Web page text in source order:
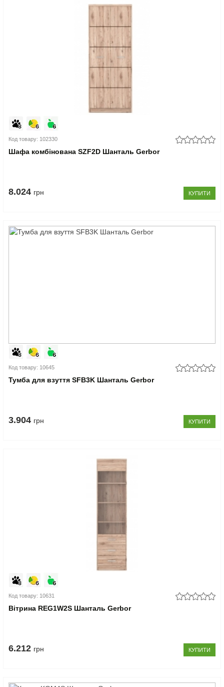
Код товару: 102330
Шафа комбінована SZF2D Шанталь Gerbor
8.024 грн КУПИТИ
Код товару: 10645
Тумба для взуття SFB3K Шанталь Gerbor
3.904 грн КУПИТИ
Код товару: 10631
Вітрина REG1W2S Шанталь Gerbor
6.212 грн КУПИТИ